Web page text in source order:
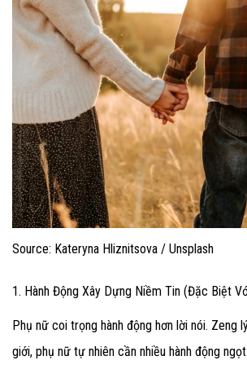
Source: Kateryna Hliznitsova / Unsplash
1. Hành Động Xây Dựng Niềm Tin (Đặc Biệt
Phụ nữ coi trọng hành động hơn lời nói. Zeng
giới, phụ nữ tự nhiên cần nhiều hành động